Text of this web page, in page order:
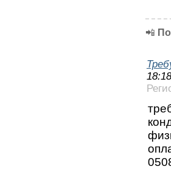
📲
18:18